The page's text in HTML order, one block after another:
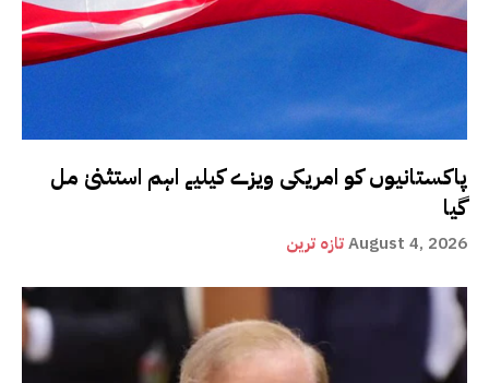
پاکستانیوں کو امریکی ویزے کیلیے اہم استثنیٰ مل
گیا
تازہ ترینAugust 4, 2026